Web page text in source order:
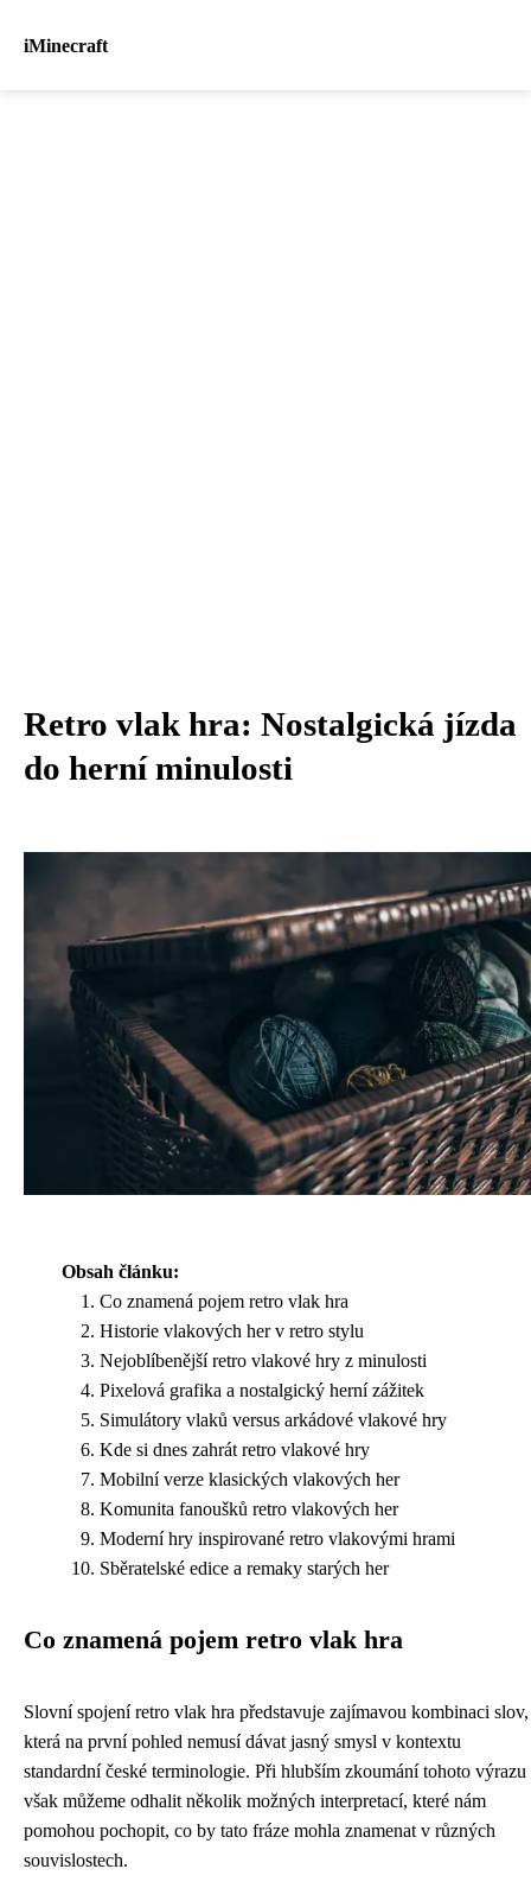
iMinecraft
Retro vlak hra: Nostalgická jízda
do herní minulosti
Obsah článku:
Co znamená pojem retro vlak hra
Historie vlakových her v retro stylu
Nejoblíbenější retro vlakové hry z minulosti
Pixelová grafika a nostalgický herní zážitek
Simulátory vlaků versus arkádové vlakové hry
Kde si dnes zahrát retro vlakové hry
Mobilní verze klasických vlakových her
Komunita fanoušků retro vlakových her
Moderní hry inspirované retro vlakovými hrami
Sběratelské edice a remaky starých her
Co znamená pojem retro vlak hra
Slovní spojení retro vlak hra představuje zajímavou kombinaci slov,
která na první pohled nemusí dávat jasný smysl v kontextu
standardní české terminologie. Při hlubším zkoumání tohoto výrazu
však můžeme odhalit několik možných interpretací, které nám
pomohou pochopit, co by tato fráze mohla znamenat v různých
souvislostech.